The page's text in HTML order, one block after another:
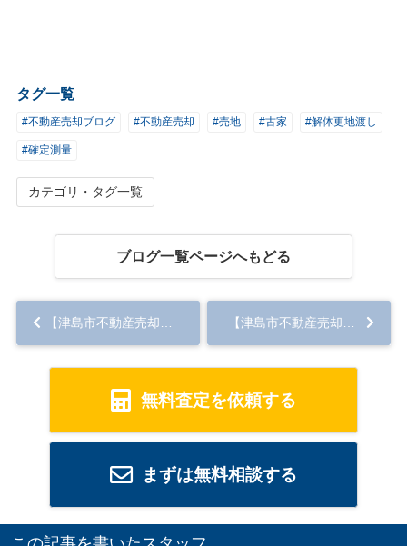
タグ一覧
#不動産売却ブログ #不動産売却 #売地 #古家 #解体更地渡し
#確定測量
カテゴリ・タグ一覧
ブログ一覧ページへもどる
無料査定を依頼する
まずは無料相談する